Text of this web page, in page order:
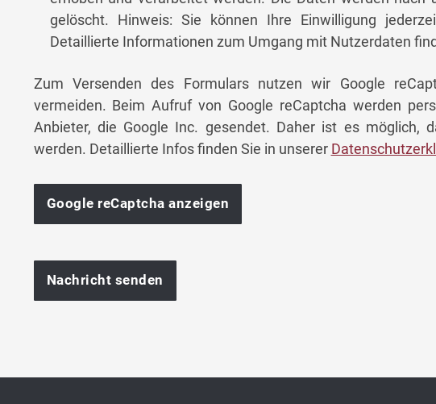
gelöscht. Hinweis: Sie können Ihre Einwilligung
Detaillierte Informationen zum Umgang mit Nutzerdaten
Zum Versenden des Formulars nutzen wir Google
vermeiden. Beim Aufruf von Google reCaptcha werden
Anbieter, die Google Inc. gesendet. Daher ist es möglich,
werden. Detaillierte Infos finden Sie in unserer
Google reCaptcha anzeigen